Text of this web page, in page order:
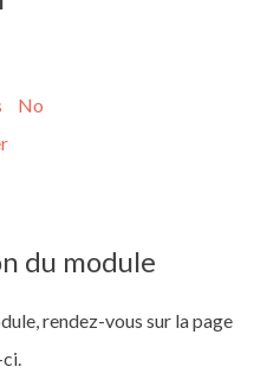
No
du module
rendez-vous sur la page